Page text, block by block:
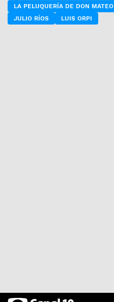
LA PELUQUERÍA DE DON MATEO
JULIO RÍOS
LUIS ORPI